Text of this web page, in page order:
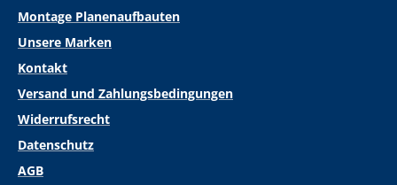
Montage Planenaufbauten
Unsere Marken
Kontakt
Versand und Zahlungsbedingungen
Widerrufsrecht
Datenschutz
AGB